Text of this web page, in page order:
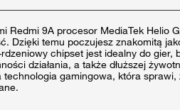
Redmi 9A procesor MediaTek Helio
Dzięki temu poczujesz znakomitą
chipset jest idealny do gier,
działania, a także dłuższej
gamingowa, która sprawi,